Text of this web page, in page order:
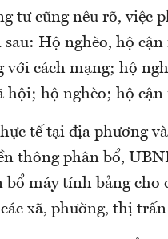
tư cũng nêu rõ, việc
Hộ nghèo, hộ
với cách mạng; hộ
hội; hộ nghèo; hộ cận
tế tại địa phương
thông phân bổ,
bổ máy tính bảng cho
xã, phường, thị